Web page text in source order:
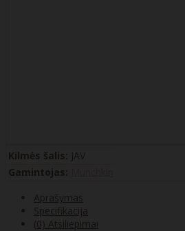
Kilmės šalis: JAV
Gamintojas:
Aprašymas
Specifikacija
(0) Atsiliepimai